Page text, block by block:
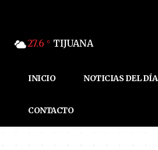
27.6 C TIJUANA
INICIO NOTICIAS DEL DÍA
CONTACTO